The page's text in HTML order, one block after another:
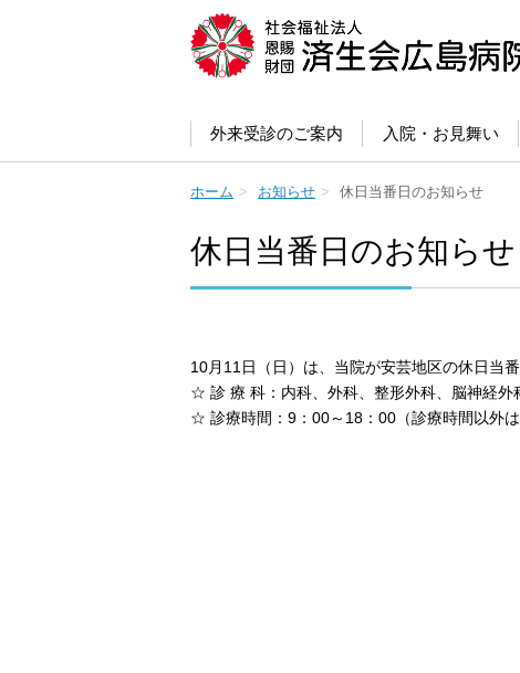
外来受診のご案内 入院・お見舞い
ホーム お知らせ 休日当番日のお知らせ
休日当番日のお知らせ
10月11日（日）は、当院が安芸地区の休日当番
☆ 診 療 科：内科、外科、整形外科、脳神経外
☆ 診療時間：9：00～18：00（診療時間以外は